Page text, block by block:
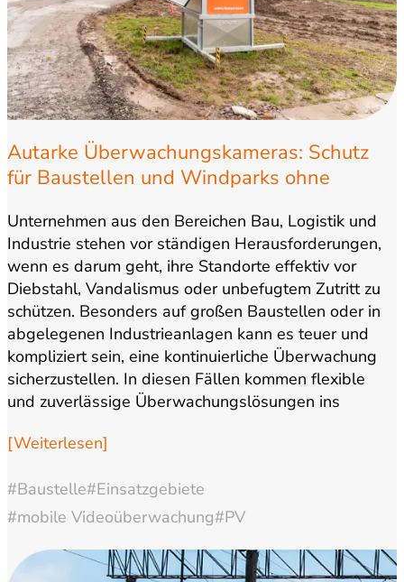
Autarke Überwachungskameras: Schutz
für Baustellen und Windparks ohne
Unternehmen aus den Bereichen Bau, Logistik und
Industrie stehen vor ständigen Herausforderungen,
wenn es darum geht, ihre Standorte effektiv vor
Diebstahl, Vandalismus oder unbefugtem Zutritt zu
schützen. Besonders auf großen Baustellen oder in
abgelegenen Industrieanlagen kann es teuer und
kompliziert sein, eine kontinuierliche Überwachung
sicherzustellen. In diesen Fällen kommen flexible
und zuverlässige Überwachungslösungen ins
[Weiterlesen]
#Baustelle#Einsatzgebiete
#mobile Videoüberwachung#PV